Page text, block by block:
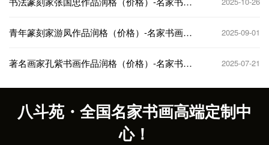
青年篆刻家游凤作品润格（价格）-名家书画定
2025-09-01
著名画家孔紫书画作品润格（价格）-名家书画
2025-07-21
八斗苑・全国名家书画高端定制中
心！